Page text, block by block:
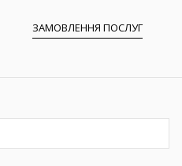
ЗАМОВЛЕННЯ ПОСЛУГ